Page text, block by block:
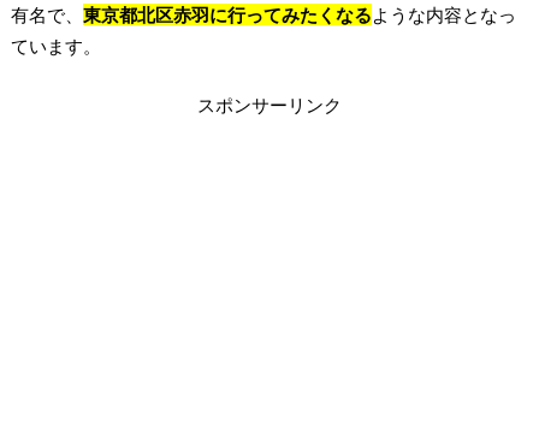
有名で、 東京都北区赤羽に行ってみたくなるような内容となっ
ています。
スポンサーリンク